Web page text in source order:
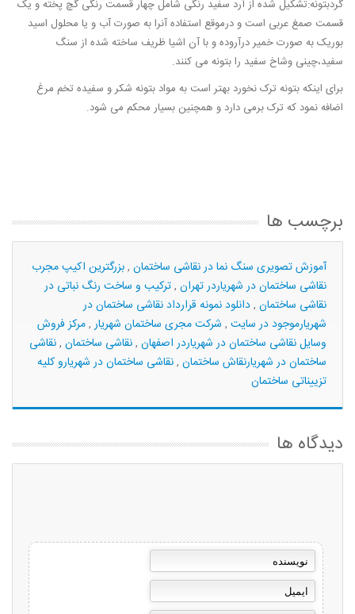
گردبتونه:تشکیل شده از آرد سفید رنگی شامل چهار قسمت رنگی گچ پخته و یک
قسمت صمغ عربی است و درموقع استفاده آنرا به صورت آب و یا محلول اسید
بوریک به صورت خمیر درآروده و با آن اشیا ظریف ساخته شده از سنگ
سفید،چینی وشاخ سفید را بتونه می کنند.
برای اینکه بتونه ترک نخورد بهتر است به مواد بتونه شکر و سفیده تخم مرغ
اضافه نمود که ترک برمی دارد و همچنین بسیار محکم می شود.
برچسب ها
آموزش تصویری سنگ نما در نقاشی ساختمان ,بزرگترین اکیپ مجرب
نقاشی ساختمان در شهریاردر تهران ,ترکیب و ساخت رنگ نباتی در
نقاشی ساختمان ,دانلود نمونه قرارداد نقاشی ساختمان در
شهریارموجود در سایت , شرکت مجری ساختمان شهریار,مرکز فروش
وسایل نقاشی ساختمان در شهریاردر اصفهان ,نقاشی ساختمان ,نقاشی
ساختمان در شهریارنقاش ساختمان ,نقاشی ساختمان در شهریارو کلیه
تزییناتی ساختمان
دیدگاه ها